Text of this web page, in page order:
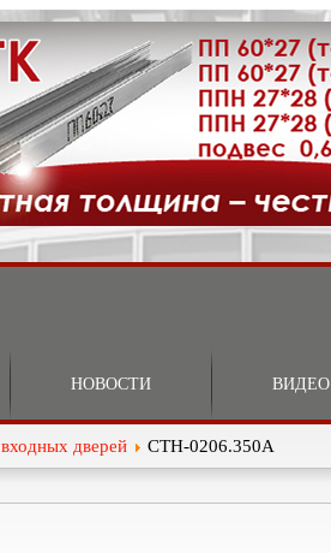
НОВОСТИ ВИДЕО
дверей СТН-0206.350А